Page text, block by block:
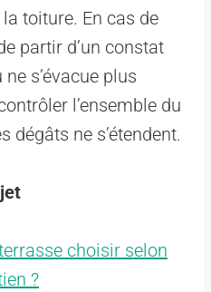
toiture. En cas de
partir d’un constat
s’évacue plus
l’ensemble du
dégâts ne s’étendent.
choisir selon
?